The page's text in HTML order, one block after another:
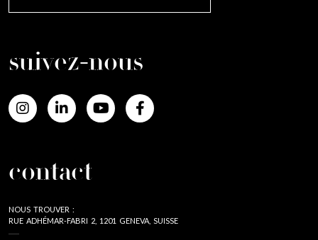
suivez-nous
contact
NOUS TROUVER :
RUE ADHÉMAR-FABRI 2, 1201 GENEVA, SUISSE